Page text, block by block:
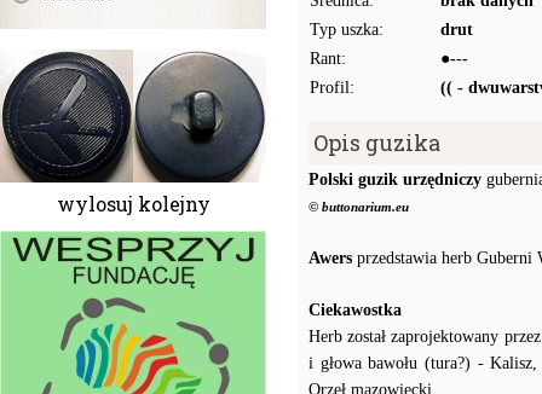
wylosuj kolejny
Typ uszka:
drut
Rant:
●---
Profil:
(( -
Opis guzika
Polski guzik urzędniczy
© buttonarium.eu
Awers przedstawia herb Guberni
Ciekawostka
Herb został zaprojektowany
i głowa bawołu (tura?) -
Orzeł mazowiecki.